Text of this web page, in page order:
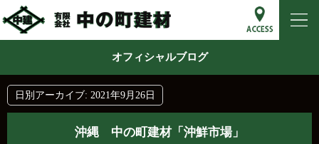
オフィシャルブログ
日別アーカイブ: 2021年9月26日
沖縄 中の町建材「沖鮮市場」